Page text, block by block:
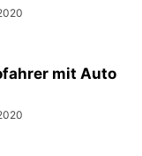
mit Auto